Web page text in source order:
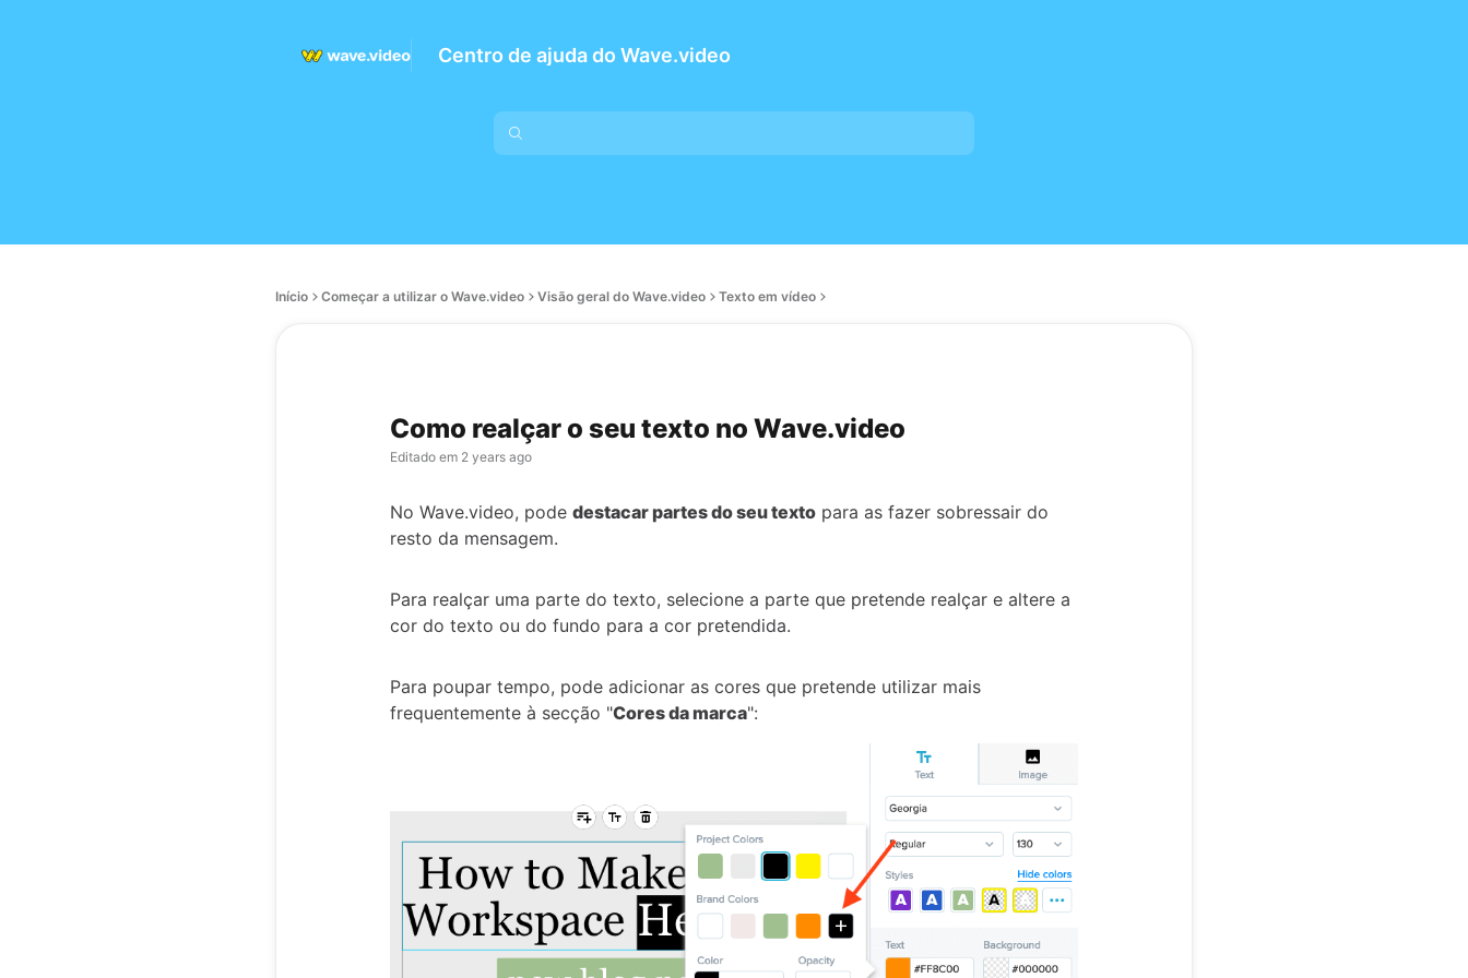
Centro de ajuda do Wave.video
Início Começar a utilizar o Wave.video Visão geral do Wave.video Texto em vídeo
Como realçar o seu texto no Wave.video
Editado em 2 years ago
No Wave.video, pode destacar partes do seu texto para as fazer sobressair do
resto da mensagem.
Para realçar uma parte do texto, selecione a parte que pretende realçar e altere a
cor do texto ou do fundo para a cor pretendida.
Para poupar tempo, pode adicionar as cores que pretende utilizar mais
frequentemente à secção "Cores da marca":